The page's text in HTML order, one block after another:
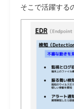
そこで活躍する